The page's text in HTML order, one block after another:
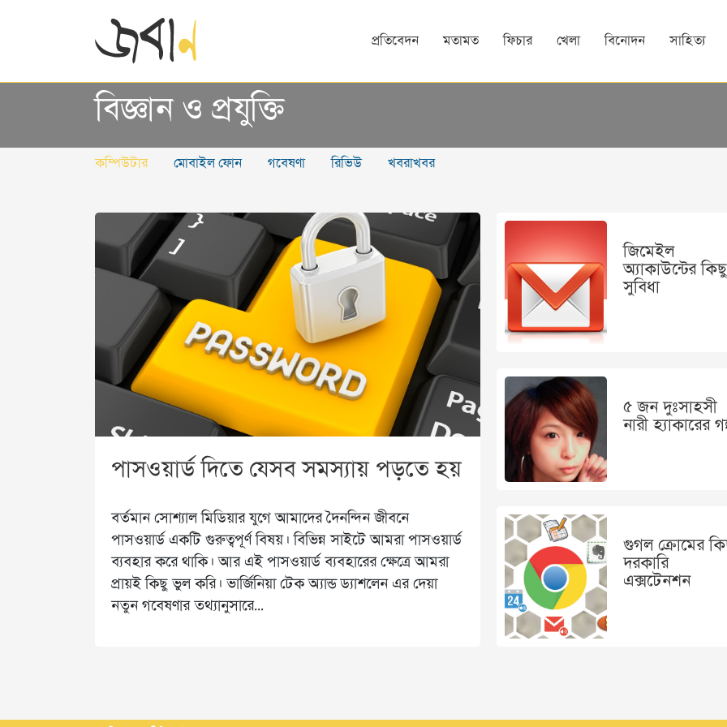
প্রতিবেদন মতামত ফিচার খেলা বিনোদন সাহিত্য
বিজ্ঞান ও প্রযুক্তি
কম্পিউটার মোবাইল ফোন গবেষণা রিভিউ খবরাখবর
পাসওয়ার্ড দিতে যেসব সমস্যায় পড়তে হয়
বর্তমান সোশ্যাল মিডিয়ার যুগে আমাদের দৈনন্দিন জীবনে
পাসওয়ার্ড একটি গুরুত্বপূর্ণ বিষয়। বিভিন্ন সাইটে আমরা পাসওয়ার্ড
ব্যবহার করে থাকি। আর এই পাসওয়ার্ড ব্যবহারের ক্ষেত্রে আমরা
প্রায়ই কিছু ভুল করি। ভার্জিনিয়া টেক অ্যান্ড ড্যাশলেন এর দেয়া
নতুন গবেষণার তথ্যানুসারে…
জিমেইল
অ্যাকাউন্টের কিছু
সুবিধা
৫ জন দুঃসাহসী
নারী হ্যাকারের
গুগল ক্রোমের
দরকারি
এক্সটেনশন